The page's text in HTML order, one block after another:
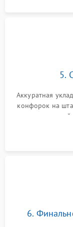
5.
Аккуратная
конфорок на
6.